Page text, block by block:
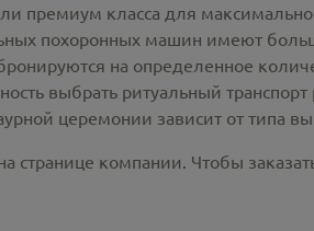
премиум класса для
похоронных машин имеют
на определенное
выбрать ритуальный
церемонии зависит от типа
странице компании. Чтобы